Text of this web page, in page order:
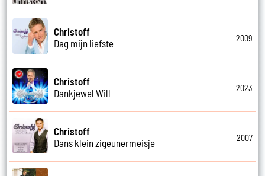
Christoff
Dag mijn liefste
2009
Christoff
Dankjewel Will
2023
Christoff
Dans klein zigeunermeisje
2007